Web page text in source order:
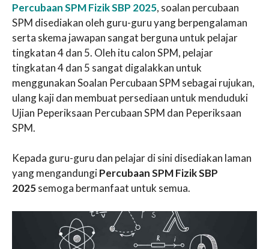
Percubaan SPM Fizik SBP 2025, soalan percubaan
SPM disediakan oleh guru-guru yang berpengalaman
serta skema jawapan sangat berguna untuk pelajar
tingkatan 4 dan 5. Oleh itu calon SPM, pelajar
tingkatan 4 dan 5 sangat digalakkan untuk
menggunakan Soalan Percubaan SPM sebagai rujukan,
ulang kaji dan membuat persediaan untuk menduduki
Ujian Peperiksaan Percubaan SPM dan Peperiksaan
SPM.
Kepada guru-guru dan pelajar di sini disediakan laman
yang mengandungiPercubaan SPM Fizik SBP
2025semoga bermanfaat untuk semua.